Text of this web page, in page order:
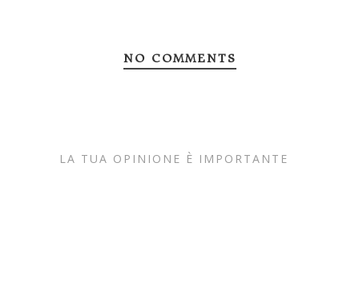
NO COMMENTS
LA TUA OPINIONE È IMPORTANTE